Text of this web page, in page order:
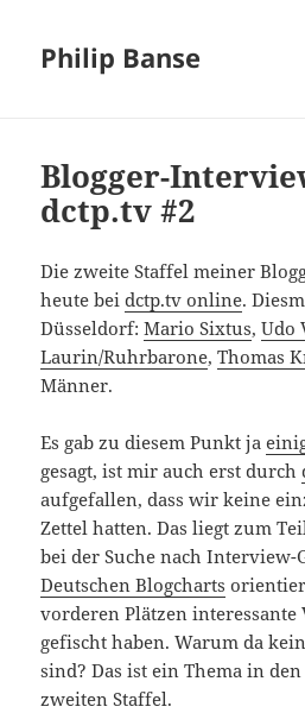
Philip Banse
Blogger-
dctp.tv #2
Die zweite Staffel meiner
heute beidctp.tv online.
Düsseldorf:Mario Sixtus,Udo
Laurin/Ruhrbarone,Thomas
Männer.
Es gab zu diesem Punkt ja
gesagt, ist mir auch erst durch
aufgefallen, dass wir keine
Zettel hatten. Das liegt zum
bei der Suche nach Interview-
Deutschen Blogcharts
vorderen Plätzen interessante
gefischt haben. Warum da
sind? Das ist ein Thema in
zweiten Staffel.